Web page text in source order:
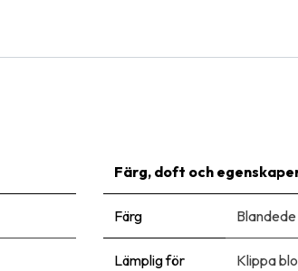
Färg, doft och
Färg
Lämplig för Klippa